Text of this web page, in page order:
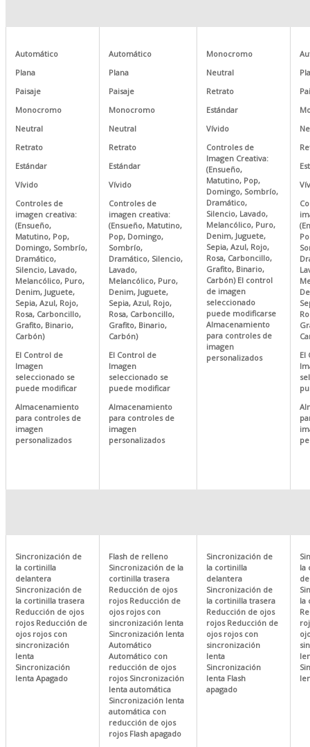
Automático
Plana
Paisaje
Monocromo
Neutral
Retrato
Estándar
Vívido
Controles de
imagen creativa:
(Ensueño,
Matutino, Pop,
Domingo, Sombrío,
Dramático,
Silencio, Lavado,
Melancólico, Puro,
Denim, Juguete,
Sepia, Azul, Rojo,
Rosa, Carboncillo,
Grafito, Binario,
Carbón)
El Control de
Imagen
seleccionado se
puede modificar
Almacenamiento
para controles de
imagen
personalizados
Automático
Plana
Paisaje
Monocromo
Neutral
Retrato
Estándar
Vívido
Controles de
imagen creativa:
(Ensueño, Matutino,
Pop, Domingo,
Sombrío,
Dramático, Silencio,
Lavado,
Melancólico, Puro,
Denim, Juguete,
Sepia, Azul, Rojo,
Rosa, Carboncillo,
Grafito, Binario,
Carbón)
El Control de
Imagen
seleccionado se
puede modificar
Almacenamiento
para controles de
imagen
personalizados
Monocromo
Neutral
Retrato
Estándar
Vívido
Controles de
Imagen Creativa:
(Ensueño,
Matutino, Pop,
Domingo, Sombrío,
Dramático,
Silencio, Lavado,
Melancólico, Puro,
Denim, Juguete,
Sepia, Azul, Rojo,
Rosa, Carboncillo,
Grafito, Binario,
Carbón) El control
de imagen
seleccionado
puede modificarse
Almacenamiento
para controles de
imagen
personalizados
El
Sincronización de
la cortinilla
delantera
Sincronización de
la cortinilla trasera
Reducción de ojos
rojos Reducción de
ojos rojos con
sincronización
lenta
Sincronización
lenta Apagado
Flash de relleno
Sincronización de la
cortinilla trasera
Reducción de ojos
rojos Reducción de
ojos rojos con
sincronización lenta
Sincronización lenta
Automático
Automático con
reducción de ojos
rojos Sincronización
lenta automática
Sincronización lenta
automática con
reducción de ojos
rojos Flash apagado
Sincronización de
la cortinilla
delantera
Sincronización de
la cortinilla trasera
Reducción de ojos
rojos Reducción de
ojos rojos con
sincronización
lenta
Sincronización
lenta Flash
apagado
la
la